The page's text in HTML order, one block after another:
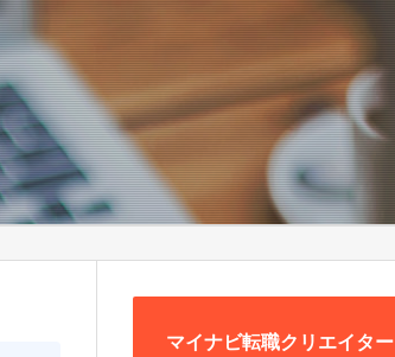
マイナビ転職クリエイター